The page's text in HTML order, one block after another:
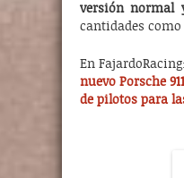
versión normal
cantidades
En FajardoRacing:
nuevo Porsche
de pilotos para